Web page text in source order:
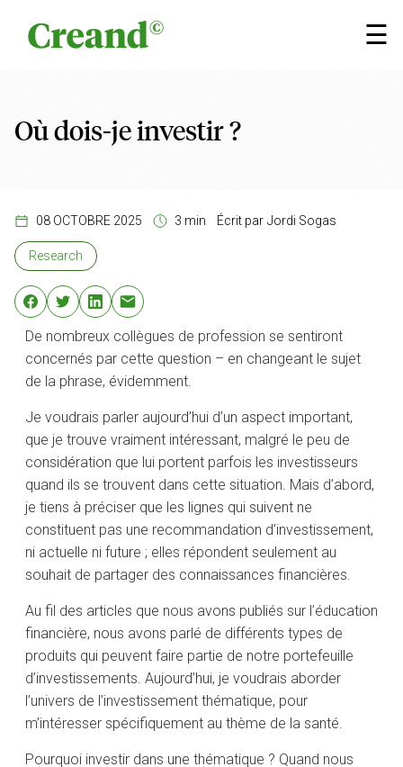
☰
×
Où dois-je investir ?
08 OCTOBRE 2025 3 min Écrit par Jordi Sogas
Research
De nombreux collègues de profession se sentiront
concernés par cette question – en changeant le sujet
de la phrase, évidemment.
Je voudrais parler aujourd’hui d’un aspect important,
que je trouve vraiment intéressant, malgré le peu de
considération que lui portent parfois les investisseurs
quand ils se trouvent dans cette situation. Mais d’abord,
je tiens à préciser que les lignes qui suivent ne
constituent pas une recommandation d’investissement,
ni actuelle ni future ; elles répondent seulement au
souhait de partager des connaissances financières.
Au fil des articles que nous avons publiés sur l’éducation
financière, nous avons parlé de différents types de
produits qui peuvent faire partie de notre portefeuille
d’investissements. Aujourd’hui, je voudrais aborder
l’univers de l’investissement thématique, pour
m’intéresser spécifiquement au thème de la santé.
Pourquoi investir dans une thématique ? Quand nous